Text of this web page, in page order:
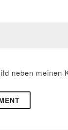
neben meinen